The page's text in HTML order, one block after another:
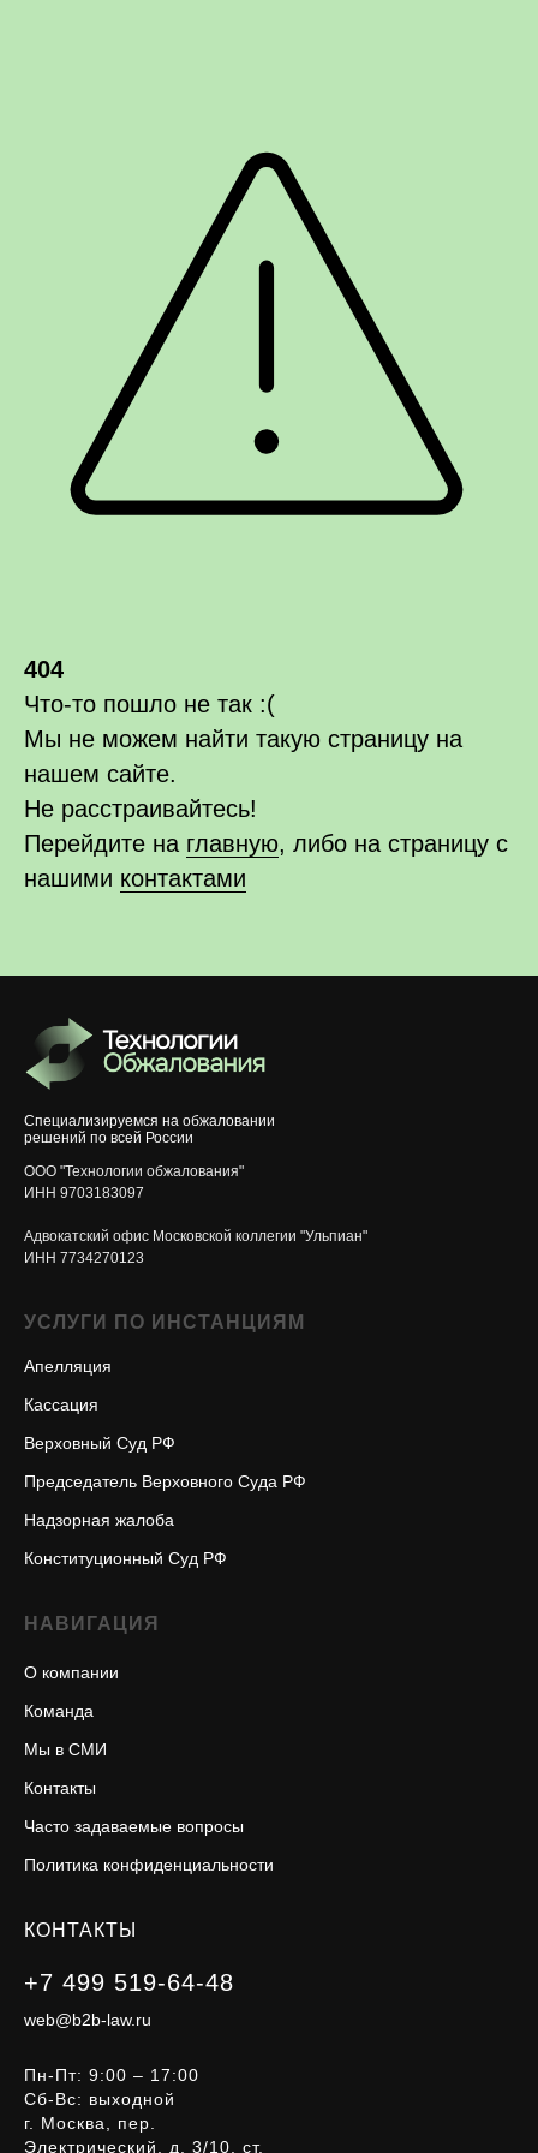
404
Что-то пошло не так :(
Мы не можем найти такую страницу на
нашем сайте.
Не расстраивайтесь!
Перейдите на главную, либо на страницу с
нашими контактами
КОНТАКТЫ
ООО "Технологии обжалования"
ИНН 9703183097
Адвокатский офис Московской коллегии "Ульпиан"
ИНН 7734270123
+7 499 519-64-48
web@b2b-law.ru
Пн-Пт: 9:00 – 17:00
Сб-Вс: выходной
г. Москва, пер.
Электрический, д. 3/10, ст.
УСЛУГИ ПО ИНСТАНЦИЯМ
Апелляция
Кассация
Верховный Суд РФ
Председатель Верховного Суда РФ
Надзорная жалоба
Конституционный Суд РФ
НАВИГАЦИЯ
О компании
Команда
Мы в СМИ
Контакты
Часто задаваемые вопросы
Политика конфиденциальности
Специализируемся на обжаловании
решений по всей России